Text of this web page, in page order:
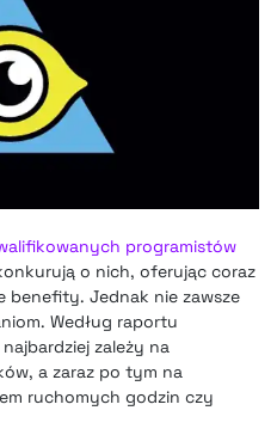
programistów
o nich, oferując coraz
benefity. Jednak nie zawsze
Według raportu
zależy na
a zaraz po tym na
ruchomych godzin czy